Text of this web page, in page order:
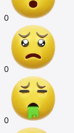
0
0
0